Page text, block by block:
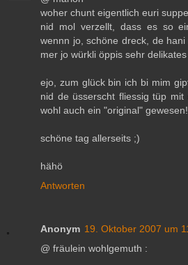
woher chunt eigentlich euri
nid mol verzellt, dass es so
wennn jo, schöne dreck, de
mer jo würkli öppis sehr delikates
ejo, zum glück bin ich bi mim
nid de üsserscht fliessig tüp
wohl auch ein "original" gewesen!
schöne tag allerseits ;)
hähö
Antworten
Anonym 19. Oktober 2007 um
@ fräulein wohlgemuth :